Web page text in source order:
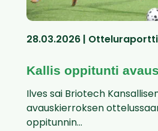
28.03.2026 | Otteluraportti
Kallis oppitunti
Ilves sai Briotech
avauskierroksen
oppitunnin...